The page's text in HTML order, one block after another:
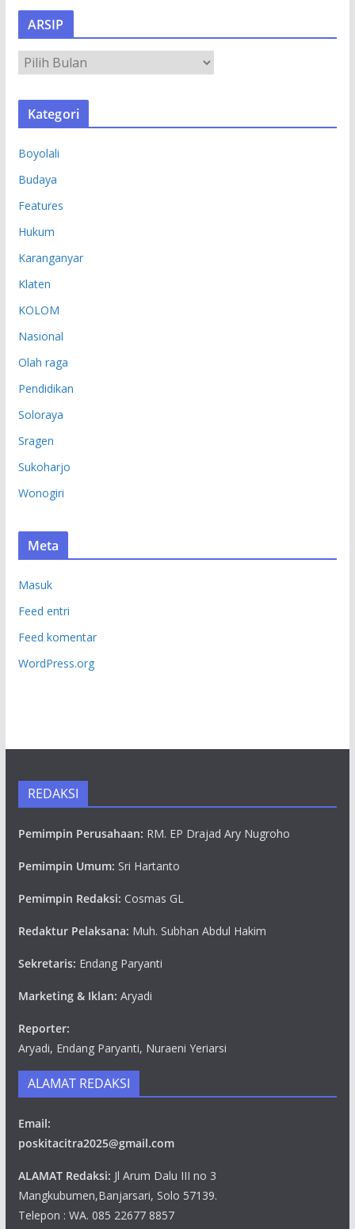
ARSIP
R
S
Kategori
Boyolali
Budaya
Features
Hukum
Karanganyar
Klaten
KOLOM
Nasional
Olah raga
Pendidikan
Soloraya
Sragen
Sukoharjo
Wonogiri
Meta
Masuk
Feed entri
Feed komentar
WordPress.org
REDAKSI
Pemimpin Perusahaan: RM. EP Drajad Ary Nugroho
Pemimpin Umum: Sri Hartanto
Pemimpin Redaksi: Cosmas GL
Redaktur Pelaksana: Muh. Subhan Abdul Hakim
Sekretaris: Endang Paryanti
Marketing & Iklan: Aryadi
Reporter:
Aryadi, Endang Paryanti, Nuraeni Yeriarsi
ALAMAT REDAKSI
Email:
poskitacitra2025@gmail.com
ALAMAT Redaksi: Jl Arum Dalu III no 3
Mangkubumen,Banjarsari, Solo 57139.
Telepon : WA. 085 22677 8857